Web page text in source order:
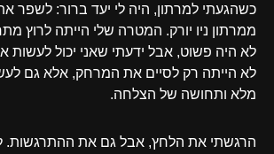
כשהגעתי למרתון, היה לי יעד ברור: לשפר
לא היה פשוט, אבל ידעתי שאני יכול לעשות
לא הייתה רק לסיים את המרחק, אלא גם
מלא ותחושה של הצלחה.
הרגשתי את הלחץ, אבל גם את ההתרגשות.